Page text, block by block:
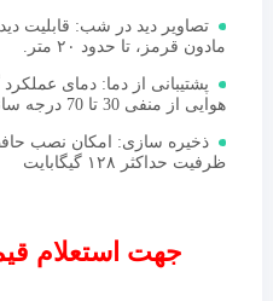
مادون قرمز، تا حدود ۲۰ متر.
پشتیبانی از دما: دمای
هوایی از منفی 30 تا 70 درجه سانتی گراد
ظرفیت حداکثر ۱۲۸ گیگابایت
جهت استعلام